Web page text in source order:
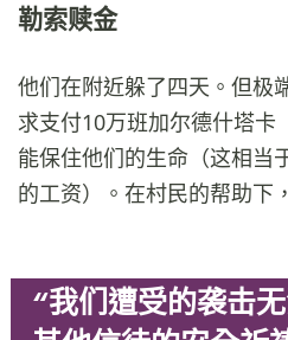
勒索赎金
他们在附近躲了四天。但极
求支付10万班加尔德什塔卡
能保住他们的生命（这相当
的工资）。在村民的帮助下
“我们遭受的袭击